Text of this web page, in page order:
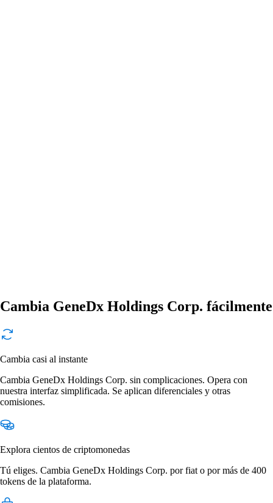
Cambia GeneDx Holdings Corp. fácilmente
Cambia casi al instante
Cambia GeneDx Holdings Corp. sin complicaciones. Opera con
nuestra interfaz simplificada. Se aplican diferenciales y otras
comisiones.
Explora cientos de criptomonedas
Tú eliges. Cambia GeneDx Holdings Corp. por fiat o por más de 400
tokens de la plataforma.